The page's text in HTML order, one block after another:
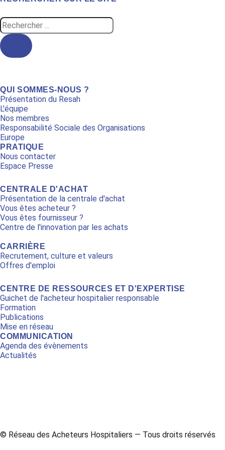
Search
...
QUI SOMMES-NOUS ?
Présentation du Resah
L'équipe
Nos membres
Responsabilité Sociale des Organisations
Europe
PRATIQUE
Nous contacter
Espace Presse
CENTRALE D'ACHAT
Présentation de la centrale d'achat
Vous êtes acheteur ?
Vous êtes fournisseur ?
Centre de l'innovation par les achats
CARRIÈRE
Recrutement, culture et valeurs
Offres d'emploi
CENTRE DE RESSOURCES ET D'EXPERTISE
Guichet de l'acheteur hospitalier responsable
Formation
Publications
Mise en réseau
COMMUNICATION
Agenda des évènements
Actualités
nu
© Réseau des Acheteurs Hospitaliers — Tous droits réservés